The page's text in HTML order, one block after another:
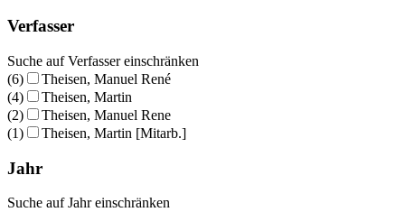
Verfasser
Suche auf Verfasser einschränken
(6)
Theisen, Manuel René
(4)
Theisen, Martin
(2)
Theisen, Manuel Rene
(1)
Theisen, Martin [Mitarb.]
Jahr
Suche auf Jahr einschränken